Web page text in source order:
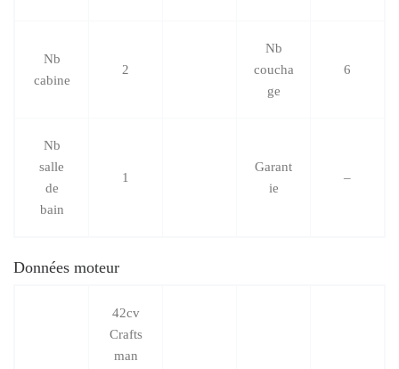
Nb
cabine
2
Nb
coucha
ge
6
Nb
salle
de
bain
1
Garant
ie
–
Données moteur
42cv
Crafts
man